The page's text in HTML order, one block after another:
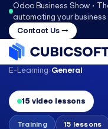
Odoo Business Show •
automating your business
Contact Us →
E-Learning›General
Training 15 lessons
15 video lessons